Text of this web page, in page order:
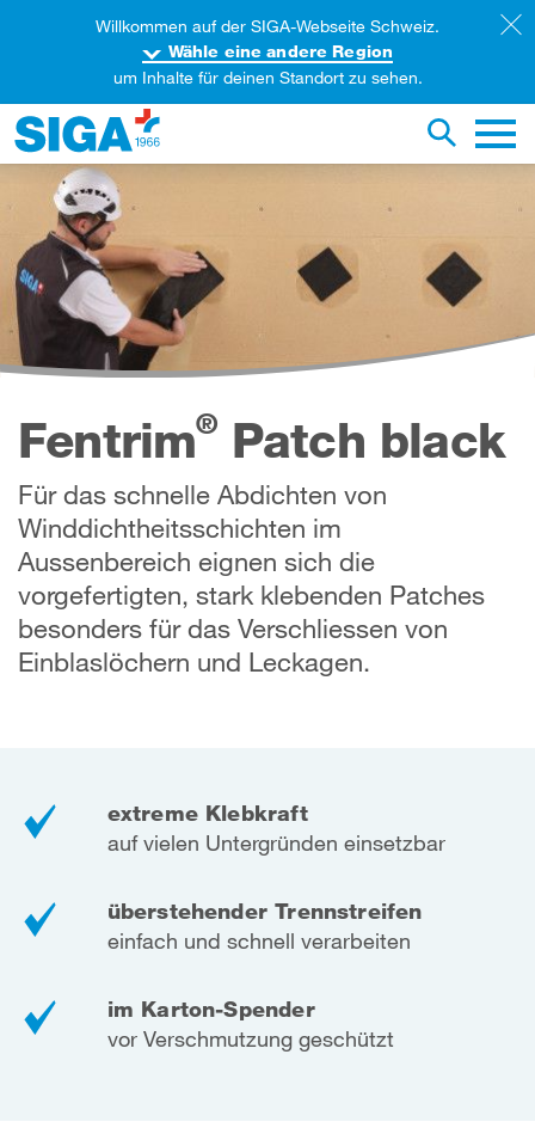
Suche
Webseite durchsuchen
Fentrim®Patch black
Für das schnelle Abdichten von
Winddichtheitsschichten im
Aussenbereich eignen sich die
vorgefertigten, stark klebenden Patches
besonders für das Verschliessen von
Einblaslöchern und Leckagen.
extreme Klebkraft
auf vielen Untergründen einsetzbar
überstehender Trennstreifen
einfach und schnell verarbeiten
im Karton-Spender
vor Verschmutzung geschützt
Willkommen auf der SIGA-Webseite Schweiz.
Wähle eine andere Region
um Inhalte für deinen Standort zu sehen.